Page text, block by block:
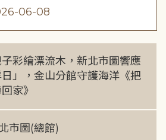
06-08
子彩繪漂流木，新北市圖響應
日」，金山分館守護海洋《把
家》
市圖(總館)